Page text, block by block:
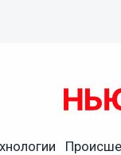
открыли